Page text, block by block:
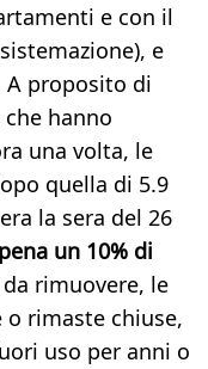
e con il
e
A proposito di
hanno
una volta, le
quella di 5.9
la sera del 26
un 10% di
rimuovere, le
rimaste chiuse,
uso per anni o